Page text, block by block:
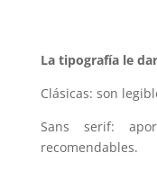
La tipografía le
Clásicas: son
Sans serif:
recomendables.